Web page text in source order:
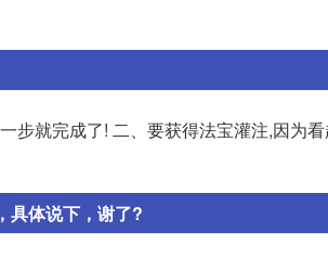
步就完成了! 二、要获得法宝灌注,因为
具体说下，谢了?